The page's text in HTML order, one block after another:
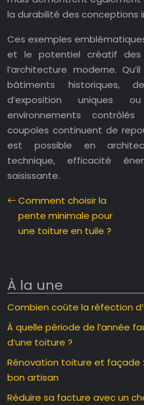
la durabilité des conceptions
Ces exemples
et le potentiel créatif
l’architecture moderne.
bâtiments historiques,
d’exposition uniques
environnements
coupoles continuent de
est possible en
technique, efficacité
saisissante.
Comment choisir la
pente minimale pour
une toiture en tuile ?
À la une
Combien coûte la réfection
À quelle période de l’année
d’une toiture ?
Rénovation toiture et façade
bon artisan
Réduire sa facture avec un